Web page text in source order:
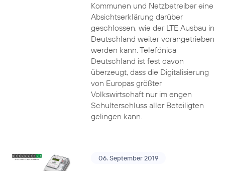
Kommunen und Netzbetreiber eine
Absichtserklärung darüber
geschlossen, wie der LTE Ausbau in
Deutschland weiter vorangetrieben
werden kann. Telefónica
Deutschland ist fest davon
überzeugt, dass die Digitalisierung
von Europas größter
Volkswirtschaft nur im engen
Schulterschluss aller Beteiligten
gelingen kann.
06. September 2019